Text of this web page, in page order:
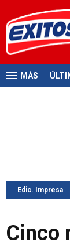
MÁS
Edic. Impresa
Cinco